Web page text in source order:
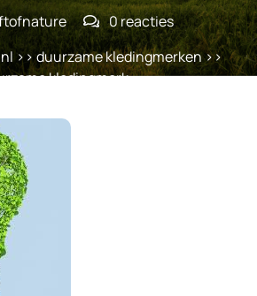
0 reacties
>>duurzame kledingmerken>>
kledingmerk …